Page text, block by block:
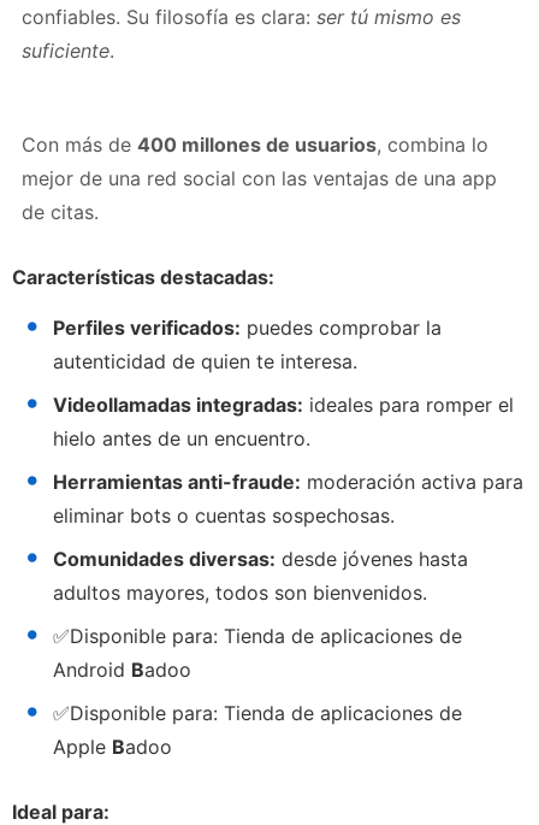
confiables. Su filosofía es clara: ser tú mismo es
suficiente.
Con más de 400 millones de usuarios, combina lo
mejor de una red social con las ventajas de una app
de citas.
Características destacadas:
Perfiles verificados: puedes comprobar la
autenticidad de quien te interesa.
Videollamadas integradas: ideales para romper el
hielo antes de un encuentro.
Herramientas anti-fraude: moderación activa para
eliminar bots o cuentas sospechosas.
Comunidades diversas: desde jóvenes hasta
adultos mayores, todos son bienvenidos.
✅Disponible para: Tienda de aplicaciones de
Android Badoo
✅Disponible para: Tienda de aplicaciones de
Apple Badoo
Ideal para: